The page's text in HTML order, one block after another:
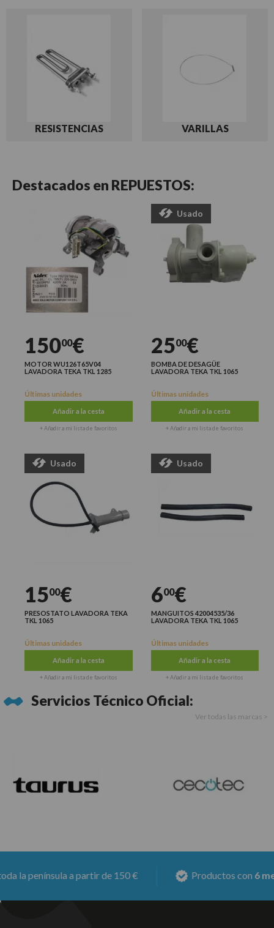
RESISTENCIAS VARILLAS
Destacados en REPUESTOS:
15000€
MOTOR WU126T65V04
LAVADORA TEKA TKL 1285
Últimas unidades
Añadir a la cesta
+ Añadir a mi lista de favoritos
Usado
2500€
BOMBA DE DESAGÜE
LAVADORA TEKA TKL 1065
Últimas unidades
Añadir a la cesta
+ Añadir a mi lista de favoritos
Usado
1500€
PRESOSTATO LAVADORA TEKA
TKL 1065
Últimas unidades
Añadir a la cesta
+ Añadir a mi lista de favoritos
Usado
600€
MANGUITOS 42004535/36
LAVADORA TEKA TKL 1065
Últimas unidades
Añadir a la cesta
+ Añadir a mi lista de favoritos
Servicios Técnico Oficial:
Ver todas las marcas >
a partir de 150 € Productos con6 meses